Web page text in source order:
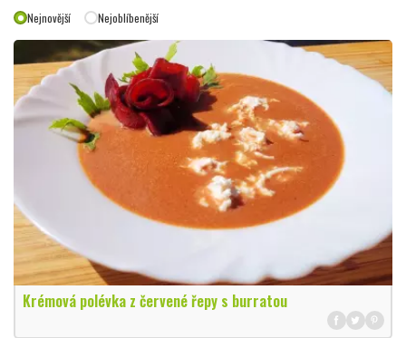
Nejnovější Nejoblíbenější
Krémová polévka z červené řepy s burratou